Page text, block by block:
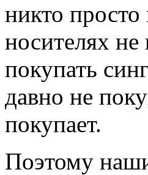
никто просто
носителях
покупать
давно не
покупает.
Поэтому